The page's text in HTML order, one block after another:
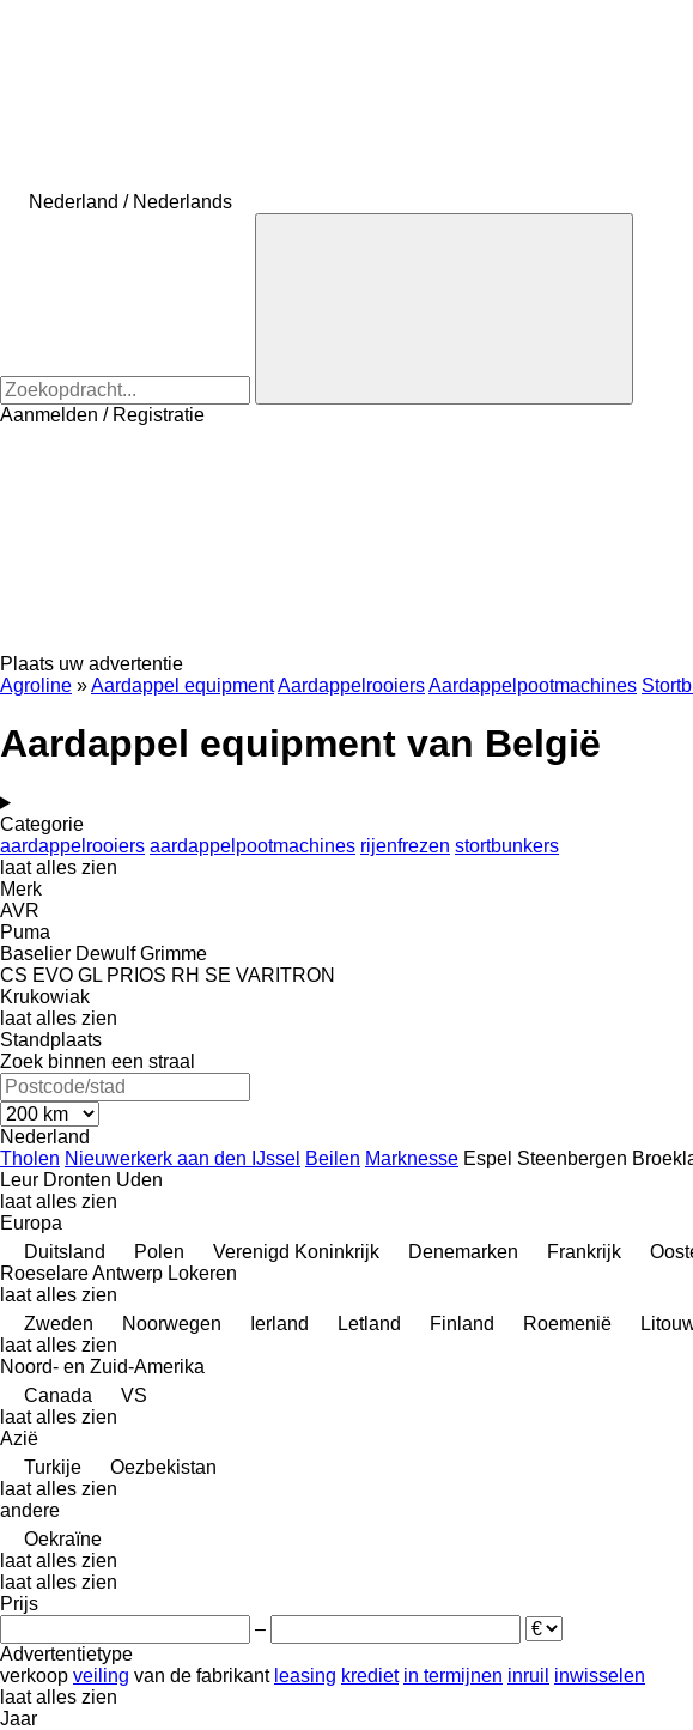
Nederland / Nederlands
Aanmelden / Registratie
Plaats uw advertentie
Agroline »Aardappel equipmentAardappelrooiersAardappelpootmachines
Aardappel equipment van België
Categorie
aardappelrooiers aardappelpootmachines rijenfrezen stortbunkers
laat alles zien
Merk
AVR
Puma
Baselier Dewulf Grimme
CS EVO GL PRIOS RH SE VARITRON
Krukowiak
laat alles zien
Standplaats
Zoek binnen een straal
Nederland
Tholen Nieuwerkerk aan den IJssel Beilen Marknesse Espel Steenbergen
Leur Dronten Uden
laat alles zien
Europa
Duitsland
Polen Verenigd Koninkrijk Denemarken Frankrijk
RoeselareAntwerp Lokeren
laat alles zien
Zweden
Noorwegen Ierland Letland Finland Roemenië
laat alles zien
Noord- en Zuid-Amerika
Canada
VS
laat alles zien
Azië
Turkije
Oezbekistan
laat alles zien
andere
Oekraïne
laat alles zien
laat alles zien
Prijs
–
Advertentietype
verkoop veiling van de fabrikant leasing krediet in termijnen inruil inwisselen
laat alles zien
Jaar